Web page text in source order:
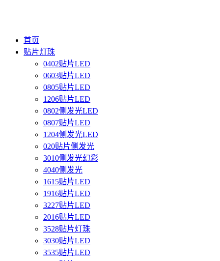
首页
贴片灯珠
0402贴片LED
0603贴片LED
0805贴片LED
1206贴片LED
0802侧发光LED
0807贴片LED
1204侧发光LED
020贴片侧发光
3010侧发光幻彩
4040侧发光
1615贴片LED
1916贴片LED
3227贴片LED
2016贴片LED
3528贴片灯珠
3030贴片LED
3535贴片LED